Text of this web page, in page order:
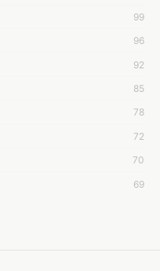
108���������������������������A������������
99
96
92
85
78
72
70
69